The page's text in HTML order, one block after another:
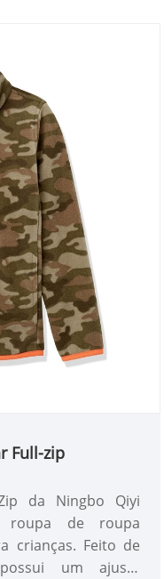
Full-zip
da Ningbo Qiyi
de roupa
crianças. Feito de
um ajuste